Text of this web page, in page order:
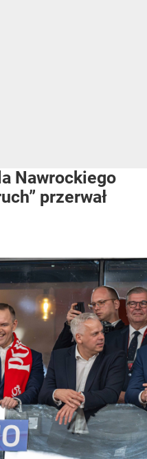
Nawrockiego
przerwał